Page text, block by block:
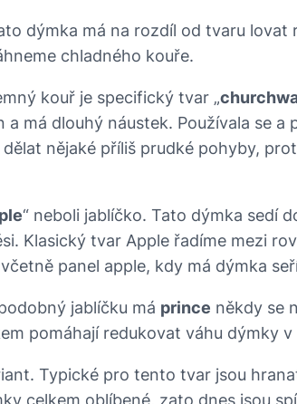
dýmka má na rozdíl od tvaru
chladného kouře.
kouř je specifický tvar „
má dlouhý náustek. Používala se
nějaké příliš prudké pohyby,
“ neboli jablíčko. Tato dýmka sedí
Klasický tvar Apple řadíme mezi
panel apple, kdy má dýmka
jablíčku má prince někdy se
pomáhají redukovat váhu dýmky
Typické pro tento tvar jsou
celkem oblíbené, zato dnes jsou